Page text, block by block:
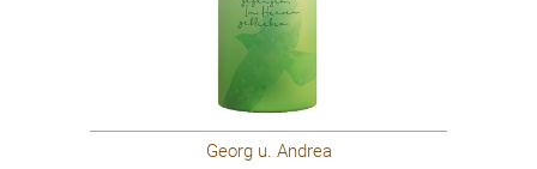
Georg u. Andrea